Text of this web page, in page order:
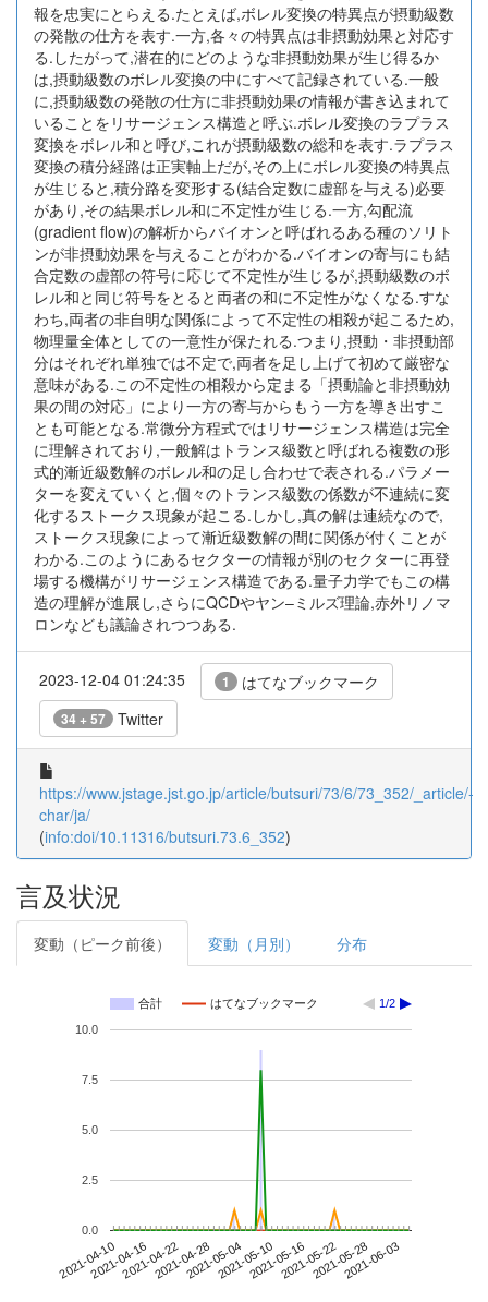
報を忠実にとらえる.たとえば,ボレル変換の特異点が摂動級数
の発散の仕方を表す.一方,各々の特異点は非摂動効果と対応す
る.したがって,潜在的にどのような非摂動効果が生じ得るか
は,摂動級数のボレル変換の中にすべて記録されている.一般
に,摂動級数の発散の仕方に非摂動効果の情報が書き込まれて
いることをリサージェンス構造と呼ぶ.ボレル変換のラプラス
変換をボレル和と呼び,これが摂動級数の総和を表す.ラプラス
変換の積分経路は正実軸上だが,その上にボレル変換の特異点
が生じると,積分路を変形する(結合定数に虚部を与える)必要
があり,その結果ボレル和に不定性が生じる.一方,勾配流
(gradient flow)の解析からバイオンと呼ばれるある種のソリト
ンが非摂動効果を与えることがわかる.バイオンの寄与にも結
合定数の虚部の符号に応じて不定性が生じるが,摂動級数のボ
レル和と同じ符号をとると両者の和に不定性がなくなる.すな
わち,両者の非自明な関係によって不定性の相殺が起こるため,
物理量全体としての一意性が保たれる.つまり,摂動・非摂動部
分はそれぞれ単独では不定で,両者を足し上げて初めて厳密な
意味がある.この不定性の相殺から定まる「摂動論と非摂動効
果の間の対応」により一方の寄与からもう一方を導き出すこ
とも可能となる.常微分方程式ではリサージェンス構造は完全
に理解されており,一般解はトランス級数と呼ばれる複数の形
式的漸近級数解のボレル和の足し合わせで表される.パラメー
ターを変えていくと,個々のトランス級数の係数が不連続に変
化するストークス現象が起こる.しかし,真の解は連続なので,
ストークス現象によって漸近級数解の間に関係が付くことが
わかる.このようにあるセクターの情報が別のセクターに再登
場する機構がリサージェンス構造である.量子力学でもこの構
造の理解が進展し,さらにQCDやヤン–ミルズ理論,赤外リノマ
ロンなども議論されつつある.
2023-12-04 01:24:35 1 はてなブックマーク
34 + 57 Twitter
https://www.jstage.jst.go.jp/article/butsuri/73/6/73_352/_article/-
char/ja/
(info:doi/10.11316/butsuri.73.6_352)
言及状況
変動（ピーク前後） 変動（月別） 分布
合計 はてなブックマーク 1/2
2021-04-102021-04-162021-04-222021-04-282021-05-042021-05-102021-05-162021-05-222021-05-282021-06-03
0.0
2.5
5.0
7.5
10.0